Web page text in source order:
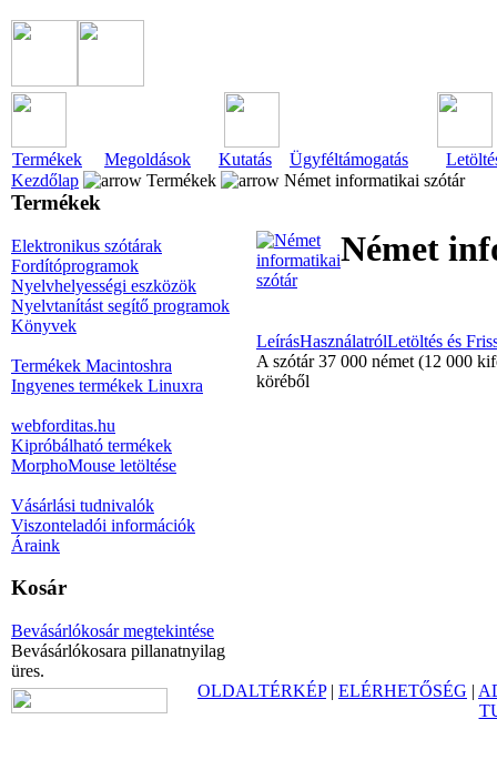
Termékek Megoldások Kutatás Ügyféltámogatás
Kezdőlap
Termékek Német informatikai szótár
Termékek
Elektronikus szótárak
Fordítóprogramok
Nyelvhelyességi eszközök
Nyelvtanítást segítő programok
Könyvek
Termékek Macintoshra
Ingyenes termékek Linuxra
webforditas.hu
Kipróbálható termékek
MorphoMouse letöltése
Vásárlási tudnivalók
Viszonteladói információk
Áraink
Kosár
Bevásárlókosár megtekintése
Bevásárlókosara pillanatnyilag
üres.
Német
LeírásHasználatrólLetöltés és
A szótár 37 000 német (12 000
köréből
OLDALTÉRKÉP| ELÉRHETŐSÉG |